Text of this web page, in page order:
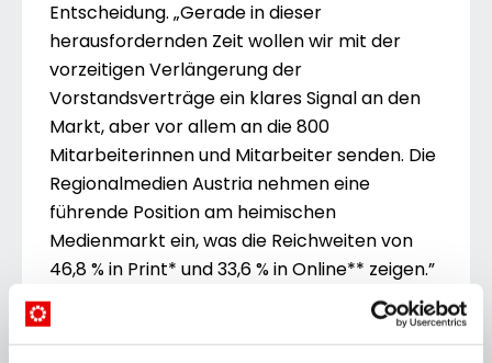
Entscheidung. „Gerade in dieser
herausfordernden Zeit wollen wir mit der
vorzeitigen Verlängerung der
Vorstandsverträge ein klares Signal an den
Markt, aber vor allem an die 800
Mitarbeiterinnen und Mitarbeiter senden. Die
Regionalmedien Austria nehmen eine
führende Position am heimischen
Medienmarkt ein, was die Reichweiten von
46,8 % in Print* und 33,6 % in Online** zeigen.”
„Wir freuen uns sehr über das Vertrauen der
Aufsichtsräte in unsere Arbeit. Wir werden